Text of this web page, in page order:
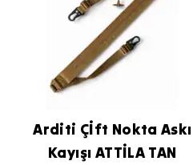
Arditi Çİft Nokta Askı
Kayışı ATTİLA TAN